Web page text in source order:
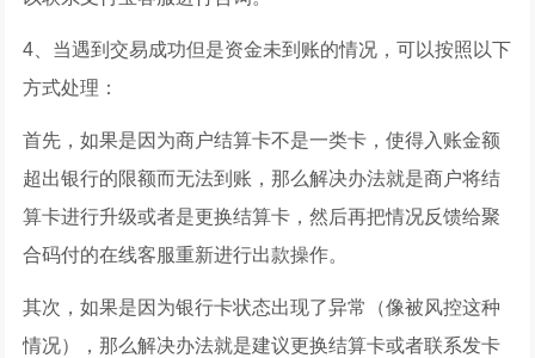
4、当遇到交易成功但是资金未到账的情况，可以按照以下
方式处理：
首先，如果是因为商户结算卡不是一类卡，使得入账金额
超出银行的限额而无法到账，那么解决办法就是商户将结
算卡进行升级或者是更换结算卡，然后再把情况反馈给聚
合码付的在线客服重新进行出款操作。
其次，如果是因为银行卡状态出现了异常（像被风控这种
情况），那么解决办法就是建议更换结算卡或者联系发卡